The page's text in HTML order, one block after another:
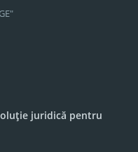
juridică pentru